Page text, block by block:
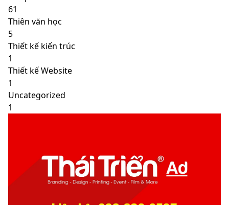
61
Thiên văn học
5
Thiết kế kiến trúc
1
Thiết kế Website
1
Uncategorized
1